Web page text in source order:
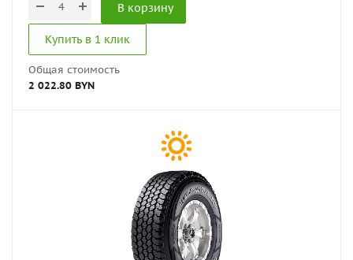
В корзину
Купить в 1 клик
Общая стоимость
2 022.80 BYN